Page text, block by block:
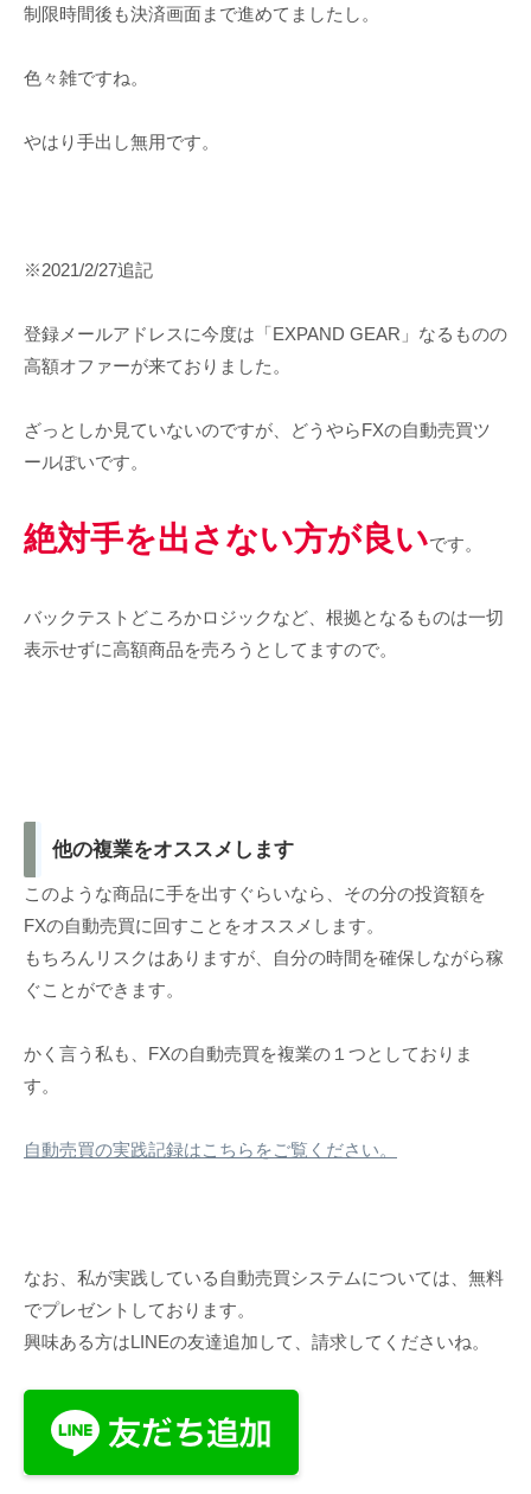
制限時間後も決済画面まで進めてましたし。
色々雑ですね。
やはり手出し無用です。
※2021/2/27追記
登録メールアドレスに今度は「EXPAND GEAR」なるものの
高額オファーが来ておりました。
ざっとしか見ていないのですが、どうやらFXの自動売買ツ
ールぽいです。
絶対手を出さない方が良いです。
バックテストどころかロジックなど、根拠となるものは一切
表示せずに高額商品を売ろうとしてますので。
他の複業をオススメします
このような商品に手を出すぐらいなら、その分の投資額を
FXの自動売買に回すことをオススメします。
もちろんリスクはありますが、自分の時間を確保しながら稼
ぐことができます。
かく言う私も、FXの自動売買を複業の１つとしておりま
す。
自動売買の実践記録はこちらをご覧ください。
なお、私が実践している自動売買システムについては、無料
でプレゼントしております。
興味ある方はLINEの友達追加して、請求してくださいね。